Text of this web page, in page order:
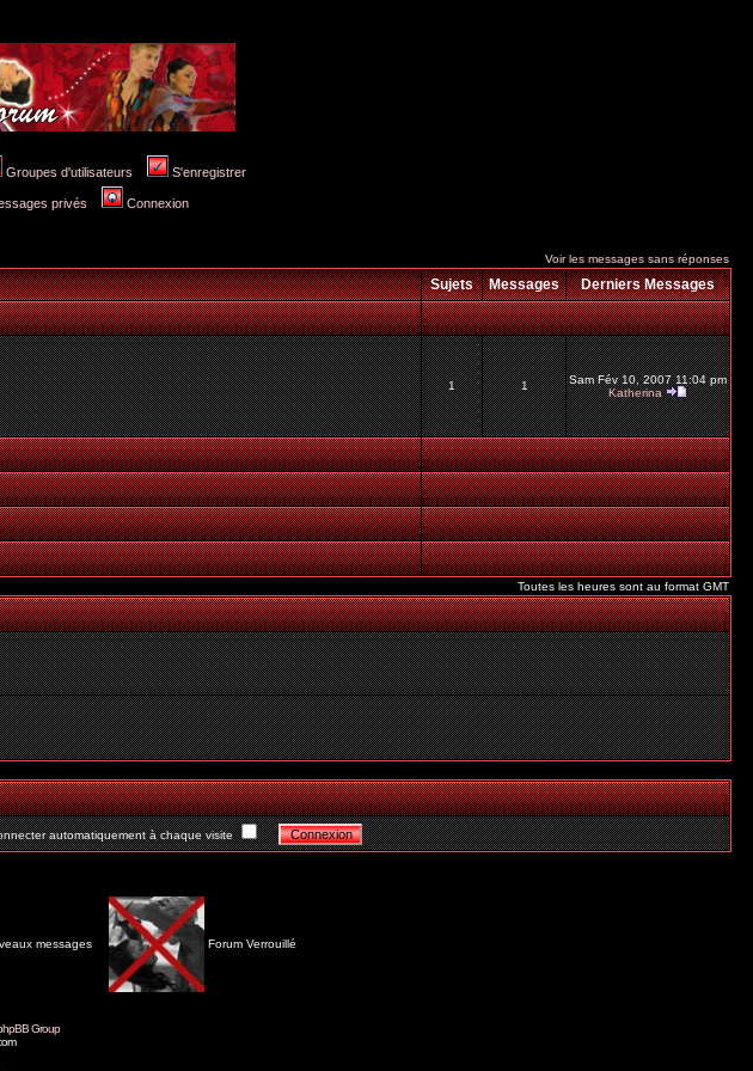
Groupes d'utilisateurs S'enregistrer
privés Connexion
Voir les messages sans réponses
Sujets Messages
Derniers Messages
1 1
Sam Fév 10, 2007 11:04 pm
Katherina
Toutes les heures sont au format GMT
automatiquement à chaque visite
messages Forum Verrouillé
Group